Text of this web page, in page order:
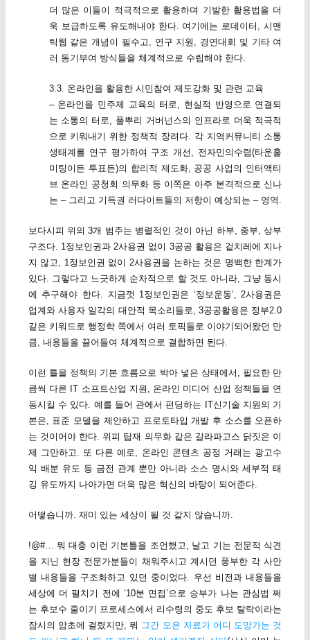
더 많은 이들이 적극적으로 활용하며 기발한 활용법을 더
욱 보급하도록 유도해내야 한다. 여기에는 로데이터, 시맨
틱웹 같은 개념이 필수고, 연구 지원, 경연대회 및 기타 여
러 동기부여 방식들을 체계적으로 수립해야 한다.
3.3. 온라인을 활용한 시민참여 제도강화 및 관련 교육
– 온라인을 민주제 교육의 터로, 현실적 반영으로 연결되
는 소통의 터로, 풀뿌리 거버넌스의 인프라로 더욱 적극적
으로 키워내기 위한 정책적 장려다. 각 지역커뮤니티 소통
생태계를 연구 평가하여 구조 개선, 전자민의수렴(타운홀
미팅이든 투표든)의 합리적 제도화, 공공 사업의 인터액티
브 온라인 공청회 의무화 등 이쪽은 아주 본격적으로 신나
는 – 그리고 기득권 러다이트들의 저항이 예상되는 – 영역.
보다시피 위의 3개 범주는 병렬적인 것이 아닌 하부, 중부, 상부
구조다. 1정보인권과 2사용권 없이 3공공 활용은 겉치레에 지나
지 않고, 1정보인권 없이 2사용권을 논하는 것은 명백한 한계가
있다. 그렇다고 느긋하게 순차적으로 할 것도 아니라, 그냥 동시
에 추구해야 한다. 지금껏 1정보인권은 ‘정보운동’, 2사용권은
업계와 사용자 일각의 대안적 목소리들로, 3공공활용은 정부2.0
같은 키워드로 행정학 쪽에서 여러 토픽들로 이야기되어왔던 만
큼, 내용들을 끌어들여 체계적으로 결합하면 된다.
이런 틀을 정책의 기본 흐름으로 박아 넣은 상태에서, 필요한 만
큼씩 다른 IT 소프트산업 지원, 온라인 미디어 산업 정책들을 연
동시킬 수 있다. 예를 들어 관에서 펀딩하는 IT신기술 지원의 기
본은, 표준 모델을 제안하고 프로토타입 개발 후 소스를 오픈하
는 것이어야 한다. 위피 탑재 의무화 같은 갈라파고스 닭짓은 이
제 그만하고. 또 다른 예로, 온라인 콘텐츠 공정 거래는 광고수
익 배분 유도 등 금전 관계 뿐만 아니라 소스 명시와 세부적 태
깅 유도까지 나아가면 더욱 많은 혁신의 바탕이 되어준다.
어떻습니까. 재미 있는 세상이 될 것 같지 않습니까.
!@#… 뭐 대충 이런 기본틀을 조언했고, 날고 기는 전문적 식견
을 지닌 현장 전문가분들이 채워주시고 계시던 풍부한 각 사안
별 내용들을 구조화하고 있던 중이었다. 우선 비전과 내용들을
세상에 더 펼치기 전에 ’10분 면접’으로 승부가 나는 관심법 쩌
는 후보수 줄이기 프로세스에서 리수령의 중도 후보 탈락이라는
잠시의 암초에 걸렸지만, 뭐 그간 모은 자료가 어디 도망가는 것